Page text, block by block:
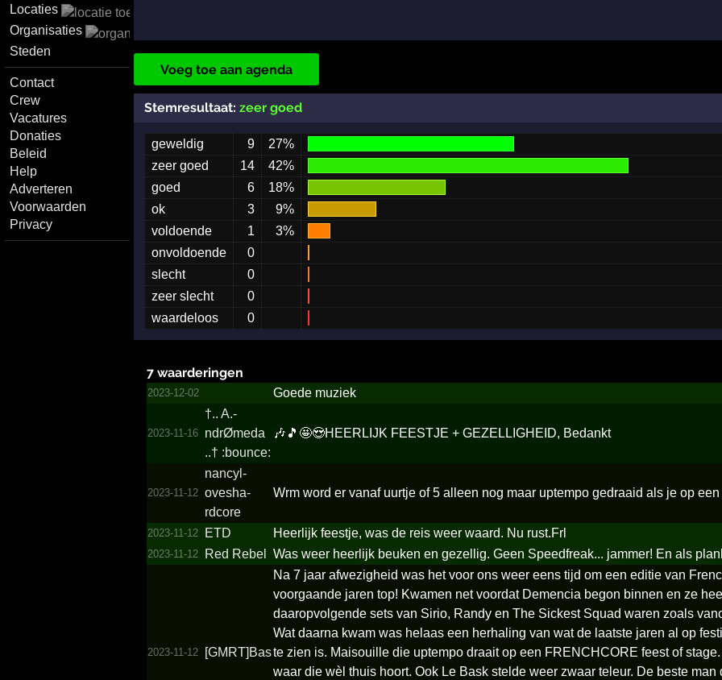
Locaties
Organisaties
Steden
Contact
Crew
Vacatures
Donaties
Beleid
Help
Adverteren
Voorwaarden
Privacy
Voeg toe aan agenda
Stemresultaat: zeer goed
geweldig 9
27%
zeer goed
14
42%
goed
6
18%
ok
3
9%
voldoende
1
3%
onvoldoende
0
slecht
0
zeer slecht
0
waardeloos
0
7 waarderingen
2023-12-02 Goede muziek
2023-11-16
†..­ A.­
ndrØmeda
..­† :bounce:
🎶🎵🤩😍HEERLIJK FEESTJE + GEZELLIGHEID, Bedankt
2023-11-12
nancyl­
ovesha­
rdcore
Wrm word er vanaf uurtje of 5 alleen nog maar uptempo gedraaid als je op
2023-11-12 ETD Heerlijk feestje, was de reis weer waard. Nu rust.Frl
2023-11-12 Red Rebel Was weer heerlijk beuken en gezellig. Geen Speedfreak... jammer! En als
2023-11-12 [GMRT]Bas
Na 7 jaar afwezigheid was het voor ons weer eens tijd om een editie van
voorgaande jaren top! Kwamen net voordat Demencia begon binnen en ze
daaropvolgende sets van Sirio, Randy en The Sickest Squad waren zoals
Wat daarna kwam was helaas een herhaling van wat de laatste jaren al op
te zien is. Maisouille die uptempo draait op een FRENCHCORE feest of
waar die wèl thuis hoort. Ook Le Bask stelde weer zwaar teleur. De beste